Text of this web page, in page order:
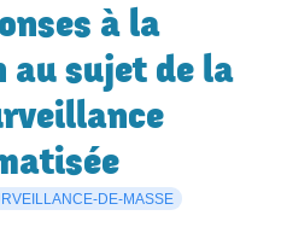
à la
sujet de la
DE-MASSE